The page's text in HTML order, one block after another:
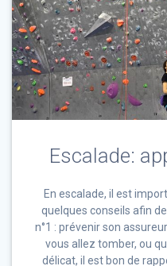
Escalade:
En escalade, il est
quelques conseils afin
n°1 : prévenir son
vous allez tomber, ou
délicat, il est bon de